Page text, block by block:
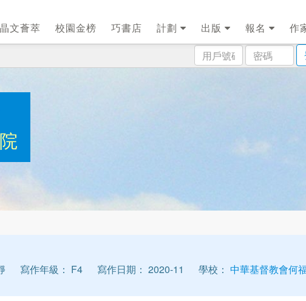
晶文薈萃 校園金榜 巧書店 計劃 出版 報名
作
用
戶
密
碼
寫作年級： F4 寫作日期： 2020-11 學校： 中華基督教會何